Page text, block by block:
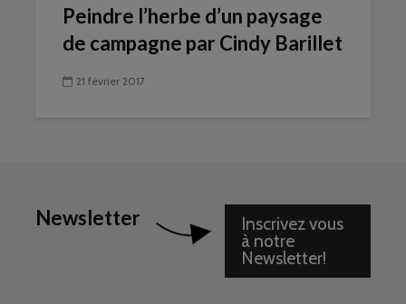
Peindre l’herbe d’un paysage
de campagne par Cindy Barillet
21 février 2017
Newsletter
Inscrivez vous
à notre
Newsletter!